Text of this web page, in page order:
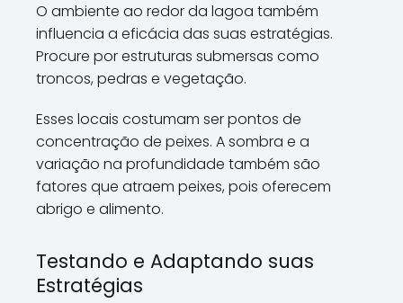
O ambiente ao redor da lagoa também
influencia a eficácia das suas estratégias.
Procure por estruturas submersas como
troncos, pedras e vegetação.
Esses locais costumam ser pontos de
concentração de peixes. A sombra e a
variação na profundidade também são
fatores que atraem peixes, pois oferecem
abrigo e alimento.
Testando e Adaptando suas
Estratégias